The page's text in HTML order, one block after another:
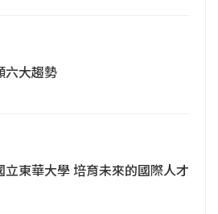
六大趨勢
立東華大學 培育未來的國際人才